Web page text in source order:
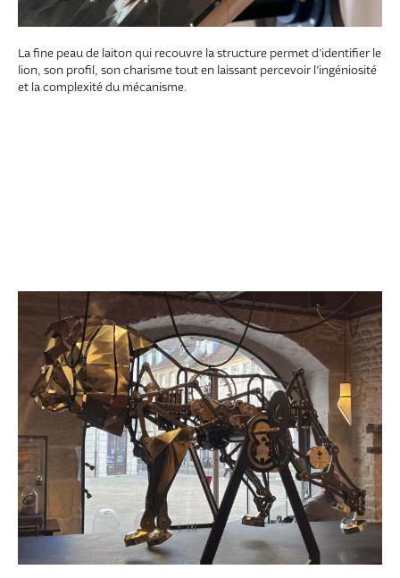
La fine peau de laiton qui recouvre la structure permet d’identifier le
lion, son profil, son charisme tout en laissant percevoir l’ingéniosité
et la complexité du mécanisme.